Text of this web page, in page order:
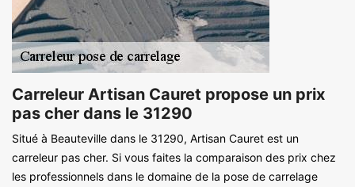
Carreleur Artisan Cauret propose un prix
pas cher dans le 31290
Situé à Beauteville dans le 31290, Artisan Cauret est un
carreleur pas cher. Si vous faites la comparaison des prix chez
les professionnels dans le domaine de la pose de carrelage